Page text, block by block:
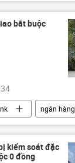
Vietcombank
bắt buộc
ngân hàng
kiểm soát đặc
0 đồng